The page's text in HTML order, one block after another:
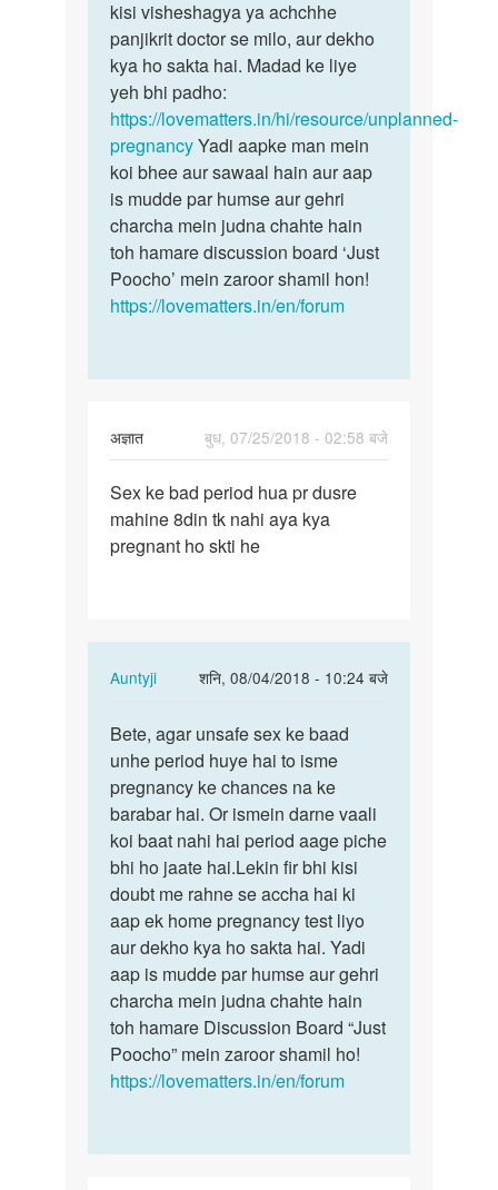
by
ankit
gupta
kisi visheshagya ya achchhe
panjikrit doctor se milo, aur dekho
kya ho sakta hai. Madad ke liye
yeh bhi padho:
https://lovematters.in/hi/resource/unplanned-
pregnancyYadi aapke man mein
koi bhee aur sawaal hain aur aap
is mudde par humse aur gehri
charcha mein judna chahte hain
toh hamare discussion board ‘Just
Poocho’ mein zaroor shamil hon!
https://lovematters.in/en/forum
अज्ञात
बुध, 07/25/2018 - 02:58 बजे
Sex
ke
bad
Sex ke bad period hua pr dusre
mahine 8din tk nahi aya kya
pregnant ho skti he
Auntyji
शनि, 08/04/2018 - 10:24 बजे
In
to
Sex
ke
bad
period
hua
pr…
by
अज्ञात
Bete,
agar
unsafe
sex
ke…
Bete, agar unsafe sex ke baad
unhe period huye hai to isme
pregnancy ke chances na ke
barabar hai. Or ismein darne vaali
koi baat nahi hai period aage piche
bhi ho jaate hai.Lekin fir bhi kisi
doubt me rahne se accha hai ki
aap ek home pregnancy test liyo
aur dekho kya ho sakta hai. Yadi
aap is mudde par humse aur gehri
charcha mein judna chahte hain
toh hamare Discussion Board “Just
Poocho” mein zaroor shamil ho!
https://lovematters.in/en/forum